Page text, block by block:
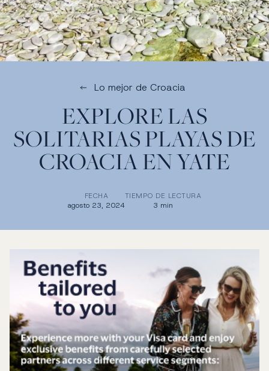
Lo mejor de Croacia
EXPLORE LAS
SOLITARIAS PLAYAS DE
CROACIA EN YATE
FECHA
agosto 23, 2024
TIEMPO DE LECTURA
3 min